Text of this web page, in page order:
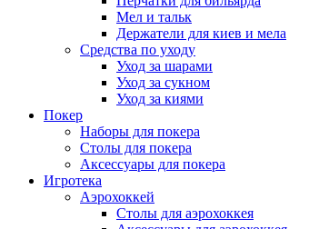
Мел и тальк
Держатели для киев и мела
Средства по уходу
Уход за шарами
Уход за сукном
Уход за киями
Покер
Наборы для покера
Столы для покера
Аксессуары для покера
Игротека
Аэрохоккей
Столы для аэрохоккея